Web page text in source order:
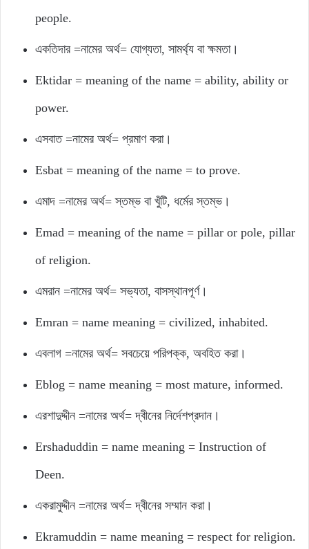
people.
একতিদার =নামের অর্থ= যোগ্যতা, সামর্থ্য বা ক্ষমতা।
Ektidar = meaning of the name = ability, ability or
power.
এসবাত =নামের অর্থ= প্রমাণ করা।
Esbat = meaning of the name = to prove.
এমাদ =নামের অর্থ= স্তম্ভ বা খুঁটি, ধর্মের স্তম্ভ।
Emad = meaning of the name = pillar or pole, pillar
of religion.
এমরান =নামের অর্থ= সভ্যতা, বাসস্থানপূর্ণ।
Emran = name meaning = civilized, inhabited.
এবলাগ =নামের অর্থ= সবচেয়ে পরিপক্ক, অবহিত করা।
Eblog = name meaning = most mature, informed.
এরশাদুদ্দীন =নামের অর্থ= দ্বীনের নির্দেশপ্রদান।
Ershaduddin = name meaning = Instruction of
Deen.
একরামুদ্দীন =নামের অর্থ= দ্বীনের সম্মান করা।
Ekramuddin = name meaning = respect for religion.